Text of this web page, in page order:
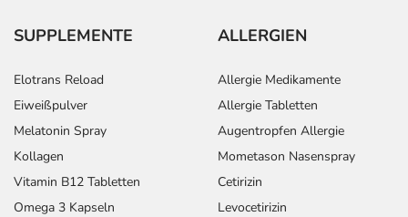
SUPPLEMENTE
Elotrans Reload
Eiweißpulver
Melatonin Spray
Kollagen
Vitamin B12 Tabletten
Omega 3 Kapseln
ALLERGIEN
Allergie Medikamente
Allergie Tabletten
Augentropfen Allergie
Mometason Nasenspray
Cetirizin
Levocetirizin